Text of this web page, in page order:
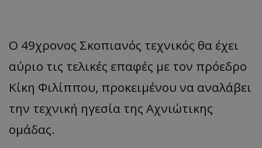
Ο 49χρονος Σκοπιανός τεχνικός θα έχει
αύριο τις τελικές επαφές με τον πρόεδρο
Κίκη Φιλίππου, προκειμένου να αναλάβει
την τεχνική ηγεσία της Αχνιώτικης
ομάδας.